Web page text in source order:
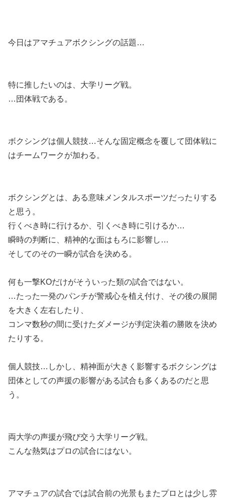
今日はアマチュアボクシングの話題…
特に推したいのは、大学リーグ戦。
…団体戦である。
ボクシングは個人競技…そんな固定概念を覆して団体戦に
はチームワークが加わる。
ボクシングとは、ある意味メンタルスポーツだったりする
と思う。
行くべき時に行けるか、引くべき時に引けるか…
瞬時の判断に、精神的な面はもろに影響し…
そしてのその一瞬が試合を決める。
何も一撃KOだけがそういった類の試合ではない。
…たった一発のパンチが警戒心を植え付け、その後の展開
を大きく左右したり、
コンマ数秒の間に受けたダメージが判定決着の勝敗を決め
たりする。
個人競技…しかし、精神面が大きく影響するボクシングは
団体としての声援の影響がある試合も多くあるのだと思
う。
両大学の声援が飛び交う大学リーグ戦。
こんな熱気はプロの試合にはない。
アマチュアの試合では試合前の光景もまたプロとは少し雰